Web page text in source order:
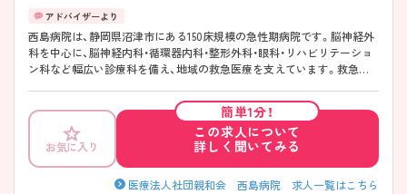
西島病院は、静岡県沼津市にある150床規模の急性期病院です。脳神経外
科を中心に、脳神経内科・循環器内科・整形外科・眼科・リハビリテーショ
ン科など幅広い診療科を備え、地域の救急医療を支えています。救急受
できる環境が整っており、多彩な症例に携われる点が魅力です。教育体
制も充実しており、経験に応じたサポートを受けながら成長できます。
また、24時間対応の託児施設を備えるなど、ライフステージが変わっても
働き続けやすい環境づくりにも力を入れている病院です。
――――――――――――――― ■ 急性期医療の最前線で活躍！
――――――――――――――― 専門性を高めながら経験を積める環
お気に入り
簡単1分！
この求人について
詳しく聞いてみる
医療法人社団親和会 西島病院 求人一覧はこちら